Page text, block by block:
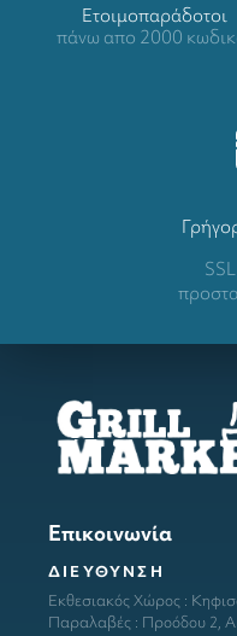
Ετοιμοπαράδοτοι
πάνω απο 2000
Επικοινωνία
ΔΙΕΥΘΥΝΣΗ
Εκθεσιακός Χώρος :
Παραλαβές : Προόδου 2,